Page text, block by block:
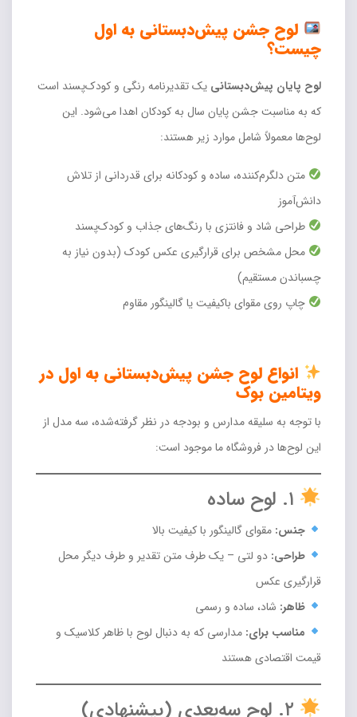
لوح جشن پیش‌دبستانی به اول
چیست؟
لوح پایان پیش‌دبستانی یک تقدیرنامه رنگی و کودک‌پسند است
که به مناسبت جشن پایان سال به کودکان اهدا می‌شود. این
لوح‌ها معمولاً شامل موارد زیر هستند:
متن دلگرم‌کننده، ساده و کودکانه برای قدردانی از تلاش
دانش‌آموز
طراحی شاد و فانتزی با رنگ‌های جذاب و کودک‌پسند
محل مشخص برای قرارگیری عکس کودک (بدون نیاز به
چسباندن مستقیم)
چاپ روی مقوای باکیفیت یا گالینگور مقاوم
انواع لوح جشن پیش‌دبستانی به اول در
ویتامین بوک
با توجه به سلیقه مدارس و بودجه در نظر گرفته‌شده، سه مدل از
این لوح‌ها در فروشگاه ما موجود است:
جنس: مقوای گالینگور با کیفیت بالا
طراحی: دو لتی – یک طرف متن تقدیر و طرف دیگر محل
قرارگیری عکس
ظاهر: شاد، ساده و رسمی
مناسب برای: مدارسی که به دنبال لوح با ظاهر کلاسیک و
قیمت اقتصادی هستند